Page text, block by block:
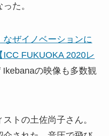
た。
ぜイノベーションに
FUKUOKA 2020レ
の映像も多数観
トの土佐尚子さん。